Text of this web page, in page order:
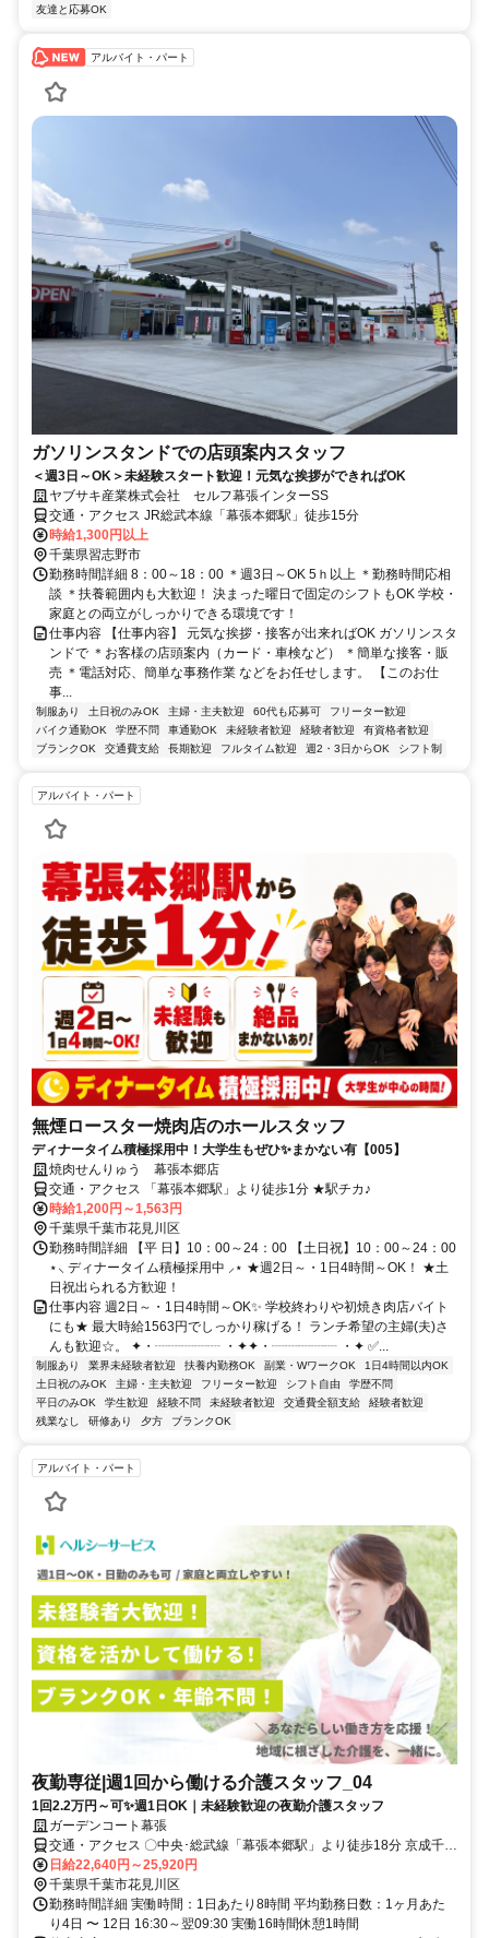
友達と応募OK
アルバイト・パート
ガソリンスタンドでの店頭案内スタッフ
＜週3日～OK＞未経験スタート歓迎！元気な挨拶ができればOK
ヤブサキ産業株式会社 セルフ幕張インターSS
交通・アクセス JR総武本線「幕張本郷駅」徒歩15分
時給1,300円以上
千葉県習志野市
勤務時間詳細 8：00～18：00 ＊週3日～OK 5ｈ以上 ＊勤務時間応相
談 ＊扶養範囲内も大歓迎！ 決まった曜日で固定のシフトもOK 学校・
家庭との両立がしっかりできる環境です！
仕事内容 【仕事内容】 元気な挨拶・接客が出来ればOK ガソリンスタ
ンドで ＊お客様の店頭案内（カード・車検など） ＊簡単な接客・販
売 ＊電話対応、簡単な事務作業 などをお任せします。 【このお仕
事...
制服あり 土日祝のみOK 主婦・主夫歓迎 60代も応募可
フリーター歓迎
バイク通勤OK
学歴不問 車通勤OK 未経験者歓迎 経験者歓迎
有資格者歓迎
ブランクOK
交通費支給 長期歓迎 フルタイム歓迎 週2・3日からOK シフト制
アルバイト・パート
無煙ロースター焼肉店のホールスタッフ
ディナータイム積極採用中！大学生もぜひ✨まかない有【005】
焼肉せんりゅう 幕張本郷店
交通・アクセス 「幕張本郷駅」より徒歩1分 ★駅チカ♪
時給1,200円～1,563円
千葉県千葉市花見川区
勤務時間詳細 【平 日】10：00～24：00 【土日祝】10：00～24：00
⋆⸜ ディナータイム積極採用中 ⸝⋆ ★週2日～・1日4時間～OK！ ★土
日祝出られる方歓迎！
仕事内容 週2日～・1日4時間～OK✨ 学校終わりや初焼き肉店バイト
にも★ 最大時給1563円でしっかり稼げる！ ランチ希望の主婦(夫)さ
んも歓迎☆。 ✦・┈┈┈┈┈ ・✦✦・┈┈┈┈┈ ・✦ ✅...
制服あり 業界未経験者歓迎 扶養内勤務OK 副業・WワークOK
1日4時間以内OK
土日祝のみOK
主婦・主夫歓迎 フリーター歓迎 シフト自由
学歴不問
平日のみOK
学生歓迎 経験不問 未経験者歓迎 交通費全額支給
経験者歓迎
残業なし
研修あり 夕方 ブランクOK
アルバイト・パート
夜勤専従|週1回から働ける介護スタッフ_04
1回2.2万円～可✨週1日OK｜未経験歓迎の夜勤介護スタッフ
ガーデンコート幕張
交通・アクセス 〇中央･総武線「幕張本郷駅」より徒歩18分 京成千葉
線「京成幕張駅」より徒歩16分 〇車通勤可・バイク通勤可(駐車場完
備) ※営業所によって異なります。気になる際は遠慮なくご連絡くだ
さい。
日給22,640円～25,920円
千葉県千葉市花見川区
勤務時間詳細 実働時間：1日あたり8時間 平均勤務日数：1ヶ月あた
り4日 〜 12日 16:30～翌09:30 実働16時間休憩1時間